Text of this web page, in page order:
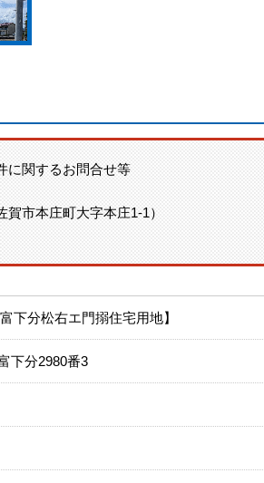
に関するお問合せ等
本庄町大字本庄1-1）
下分松右エ門搦住宅用地】
下分2980番3